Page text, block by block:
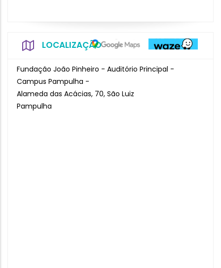
LOCALIZAÇÃO
Fundação João Pinheiro - Auditório Principal -
Campus Pampulha -
Alameda das Acácias, 70, São Luiz
Pampulha